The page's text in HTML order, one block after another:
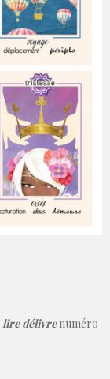
lire délivrenuméro